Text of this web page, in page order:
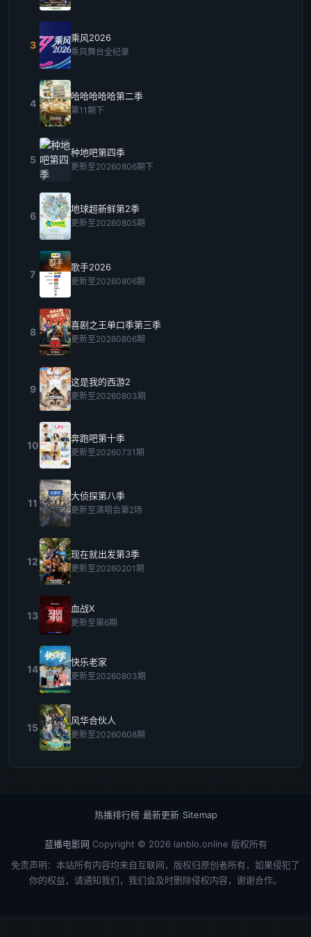
3
乘风2026
乘风舞台全纪录
4
哈哈哈哈哈第二季
第11期下
5
种地吧第四季
更新至20260806期下
6
地球超新鲜第2季
更新至20260805期
7
歌手2026
更新至20260806期
8
喜剧之王单口季第三季
更新至20260806期
9
这是我的西游2
更新至20260803期
10
奔跑吧第十季
更新至20260731期
11
大侦探第八季
更新至演唱会第2场
12
现在就出发第3季
更新至20260201期
13
血战X
更新至第6期
14
快乐老家
更新至20260803期
15
风华合伙人
更新至20260608期
热播排行榜| 最新更新| Sitemap
蓝播电影网 Copyright © 2026 lanblo.online 版权所有
免责声明：本站所有内容均来自互联网，版权归原创者所有，如果侵犯了
你的权益，请通知我们，我们会及时删除侵权内容，谢谢合作。